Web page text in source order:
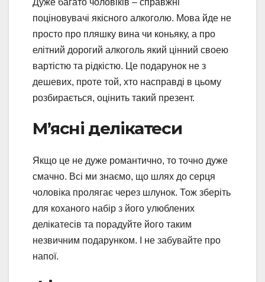
Дуже багато чоловіків – справжні
поціновувачі якісного алкоголю. Мова йде не
просто про пляшку вина чи коньяку, а про
елітний дорогий алкоголь який цінний своею
вартістю та рідкістю. Це подарунок не з
дешевих, проте той, хто насправді в цьому
розбирається, оцінить такий презент.
М’ясні делікатеси
Якщо це не дуже романтично, то точно дуже
смачно. Всі ми знаємо, що шлях до серця
чоловіка пролягає через шлунок. Тож зберіть
для коханого набір з його улюблених
делікатесів та порадуйте його таким
незвичним подарунком. І не забувайте про
напої.